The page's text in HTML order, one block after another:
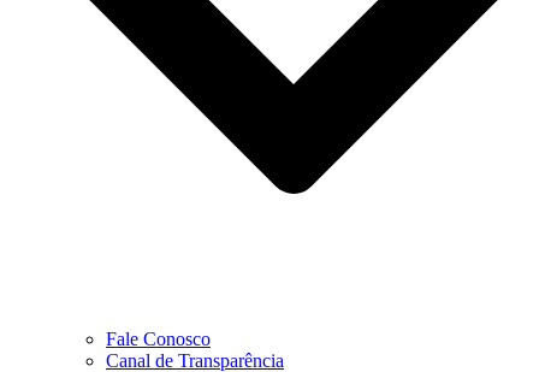
Fale Conosco
Canal de Transparência